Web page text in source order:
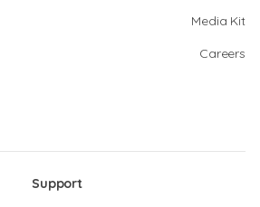
Media Kit
Careers
Support